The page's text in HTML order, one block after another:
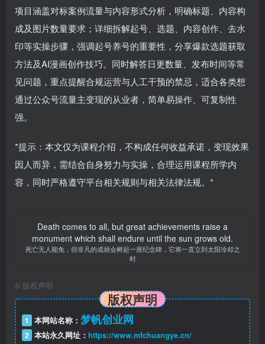
项目涵盖对标案例流量与内容形式分析，明确标题、内容构
成及图片数量要求；详细拆解起号、选题、内容创作、去水
印等实操步骤，强调起号养号的重要性，分享爆款选题获取
方法及AI漫画创作技巧。同时解答日更数量、发布时间等常
见问题，重点提醒合规运营与人工干预的禁忌，适合各类想
通过公众号流量主变现的从业者，简单易操作、可复制性
强。
*提示：本文仅为课程介绍，不构成任何收益承诺，变现效果
因人而异，需结合自身努力与实操，合理运用课程所学内
容，同时严格遵守平台相关规则与相关法律法规。*
Death comes to all, but great achievements raise a
monument which shall endure until the sun grows old.
死亡无人能免，但非凡的成就会树起一座纪念碑，它将一直立到太阳冷却之
时
© 版权声明
版权声明
1 本网站名称： 梦帆创业网
2 本站永久网址： https://www.mfchuangye.cn/